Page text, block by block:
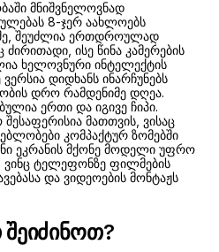
მნიშვნელოვნად
8-ჯერ აახლოებს
შეუძლია ერთდროულად
ისე წინა კამერების
ხელოვნური ინტელექტის
დიდხანს ინარჩუნებს
დრო რამდენიმე დღეა.
ერთი და იგივე ჩიპი.
მათთვის, ვისაც
კომპაქტურ ზომებში
ეკრანის მქონე მოდელი უფრო
ვინც ტელეფონზე ფილმების
და ვიდეოების მონტაჟს